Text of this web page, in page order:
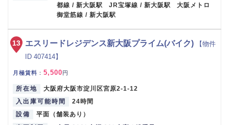
都線 / 新大阪駅 JR宝塚線 / 新大阪駅 大阪メトロ
御堂筋線 / 新大阪駅
エスリードレジデンス新大阪プライム(バイク)
【物件
ID 407414】
月極賃料 ： 5,500円
所在地
大阪府大阪市淀川区宮原2-1-12
入出庫可能時間
24時間
設備
平面（舗装あり）
13